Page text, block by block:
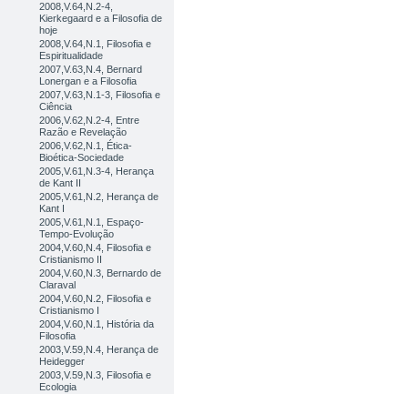
2008,V.64,N.2-4,
Kierkegaard e a Filosofia de
hoje
2008,V.64,N.1, Filosofia e
Espiritualidade
2007,V.63,N.4, Bernard
Lonergan e a Filosofia
2007,V.63,N.1-3, Filosofia e
Ciência
2006,V.62,N.2-4, Entre
Razão e Revelação
2006,V.62,N.1, Ética-
Bioética-Sociedade
2005,V.61,N.3-4, Herança
de Kant II
2005,V.61,N.2, Herança de
Kant I
2005,V.61,N.1, Espaço-
Tempo-Evolução
2004,V.60,N.4, Filosofia e
Cristianismo II
2004,V.60,N.3, Bernardo de
Claraval
2004,V.60,N.2, Filosofia e
Cristianismo I
2004,V.60,N.1, História da
Filosofia
2003,V.59,N.4, Herança de
Heidegger
2003,V.59,N.3, Filosofia e
Ecologia